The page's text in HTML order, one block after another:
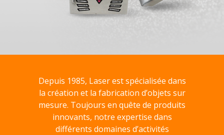
Depuis 1985, Laser est spécialisée dans
la création et la fabrication d’objets sur
mesure. Toujours en quête de produits
innovants, notre expertise dans
différents domaines d’activités